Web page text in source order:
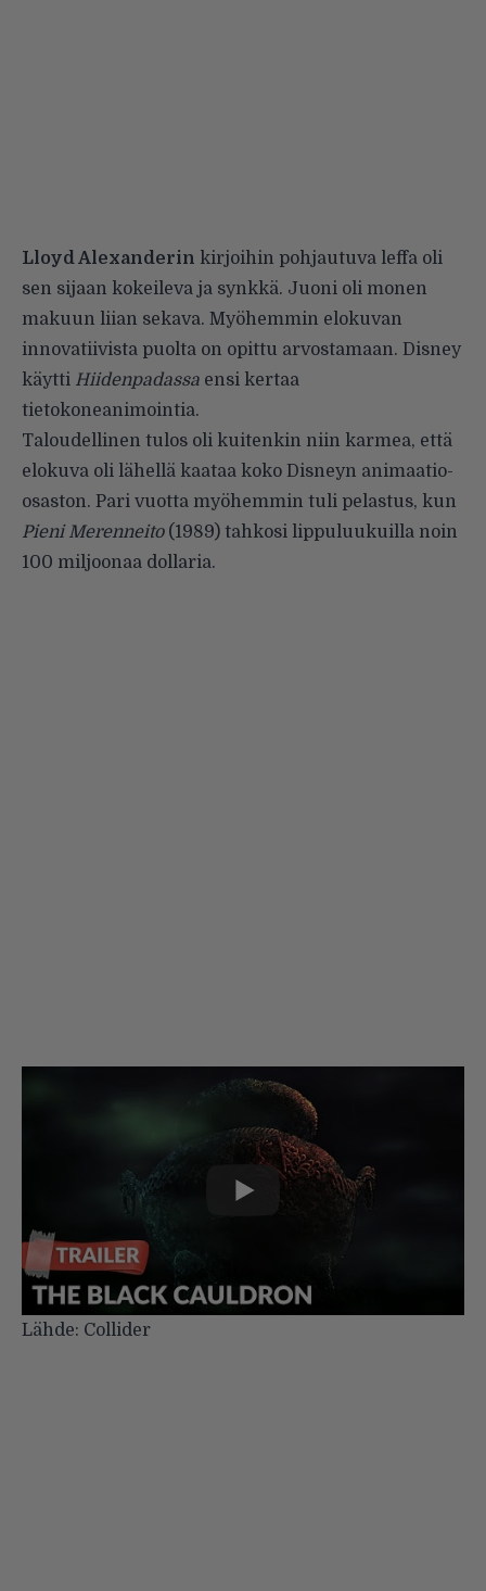
Lloyd Alexanderin kirjoihin pohjautuva leffa oli
sen sijaan kokeileva ja synkkä. Juoni oli monen
makuun liian sekava. Myöhemmin elokuvan
innovatiivista puolta on opittu arvostamaan. Disney
käytti Hiidenpadassa ensi kertaa
tietokoneanimointia.
Taloudellinen tulos oli kuitenkin niin karmea, että
elokuva oli lähellä kaataa koko Disneyn animaatio-
osaston. Pari vuotta myöhemmin tuli pelastus, kun
Pieni Merenneito(1989) tahkosi lippuluukuilla noin
100 miljoonaa dollaria.
Lähde: Collider